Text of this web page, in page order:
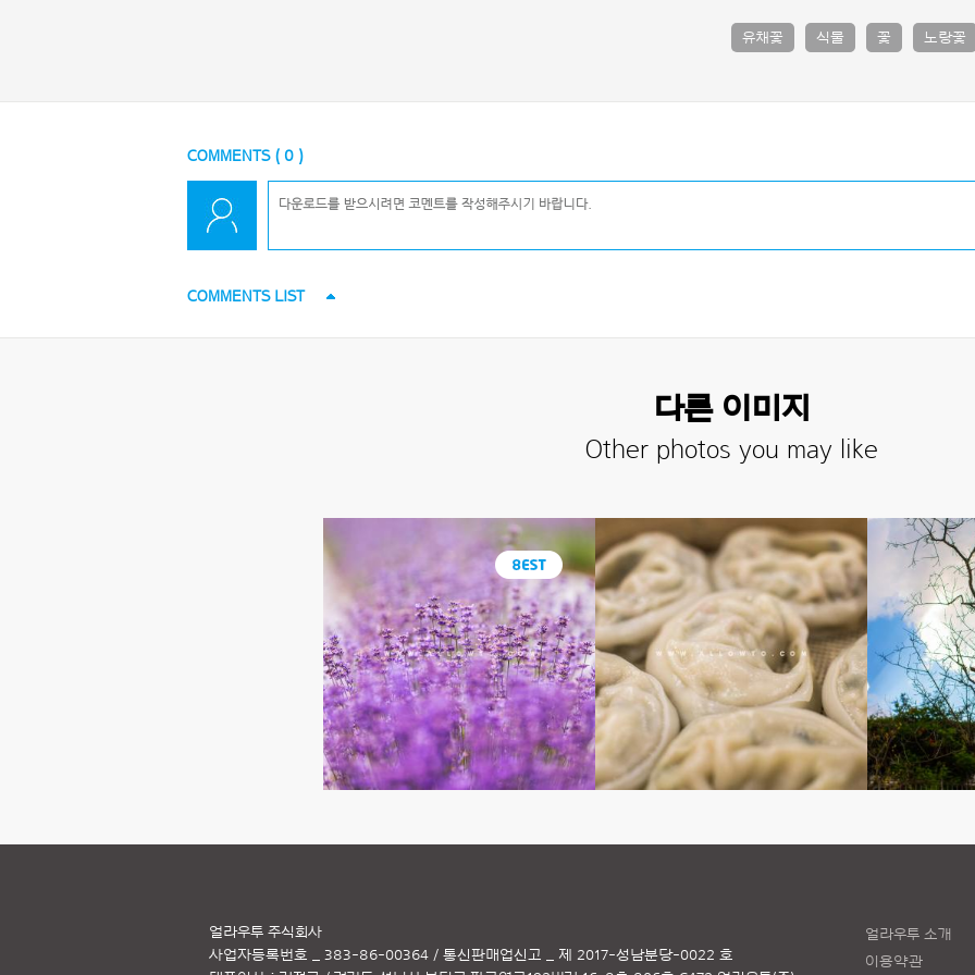
유채꽃 식물 꽃 노랑꽃
COMMENTS ( 0 )
COMMENTS LIST
다른 이미지
Other photos you may like
얼라우투 소개
이용약관
얼라우투 주식회사
사업자등록번호 _ 383-86-00364 / 통신판매업신고 _ 제 2017-성남분당-0022 호